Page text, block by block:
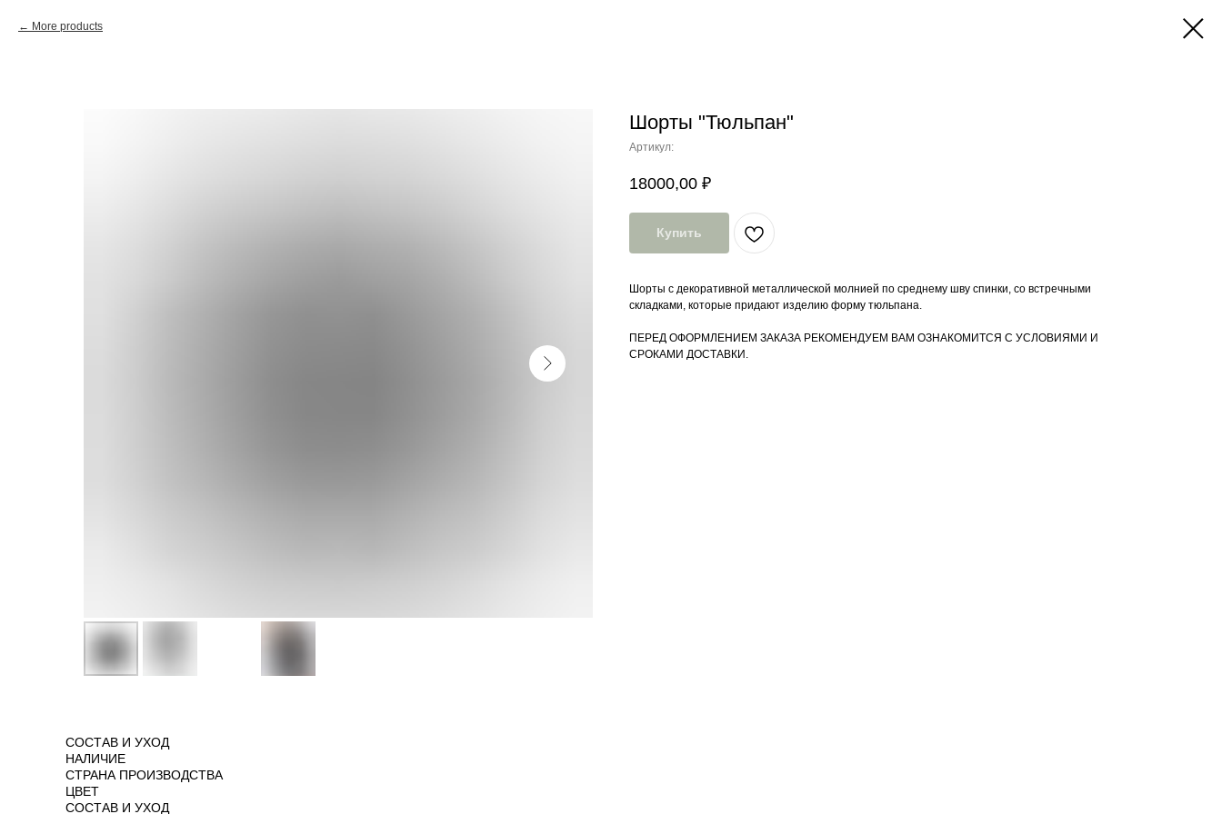
More products
Шорты "Тюльпан"
Артикул:
18000,00 ₽
Купить
Шорты с декоративной металлической молнией по среднему шву спинки, со встречными
складками, которые придают изделию форму тюльпана.
ПЕРЕД ОФОРМЛЕНИЕМ ЗАКАЗА РЕКОМЕНДУЕМ ВАМ ОЗНАКОМИТСЯ С УСЛОВИЯМИ И
СРОКАМИ ДОСТАВКИ.
СОСТАВ И УХОД
НАЛИЧИЕ
СТРАНА ПРОИЗВОДСТВА
ЦВЕТ
СОСТАВ И УХОД